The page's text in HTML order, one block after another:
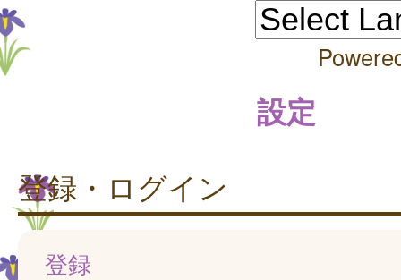
設定
登録・ログイン
登録